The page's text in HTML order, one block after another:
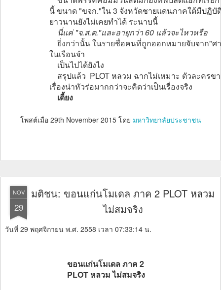
นี้ ขนาด "ขจก."ใน 3 จังหวัดชายแดนภาคใต้มีปฏิบั
ยาวนานยังไม่เคยทำได้ ระนาบนี้
นี่แค่ "จ.ส.ต."และอายุกว่า 60 แล้วจะไหวหรือ
ยิ่งกว่านั้น ในรายชื่อคนที่ถูกออกหมายจับจาก"ศ
ในเรือนจำ
เป็นไปได้ยังไง
สรุปแล้ว PLOT หลวม ฉากไม่เหมาะ ตัวละครข
เรื่องน่าหัวร่อมากกว่าจะคิดว่าเป็นเรื่องจริง
เดี้ยง
โพสต์เมื่อ 29th November 2015โดย มหาวิทยาลัยประชาชน
NOV
29
มติชน: ขอนแก่นโมเดล ภาค 2 PLOT หลวม
ไม่สมจริง
วันที่ 29 พฤศจิกายน พ.ศ. 2558 เวลา 07:33:14 น.
ขอนแก่นโมเดล ภาค 2
PLOT หลวม ไม่สมจริง